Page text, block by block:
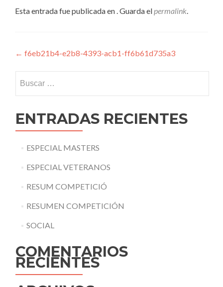
Esta entrada fue publicada en . Guarda elpermalink.
Navegación
de
entradas
← f6eb21b4-e2b8-4393-acb1-ff6b61d735a3
ENTRADAS RECIENTES
ESPECIAL MASTERS
ESPECIAL VETERANOS
RESUM COMPETICIÓ
RESUMEN COMPETICIÓN
SOCIAL
COMENTARIOS
RECIENTES